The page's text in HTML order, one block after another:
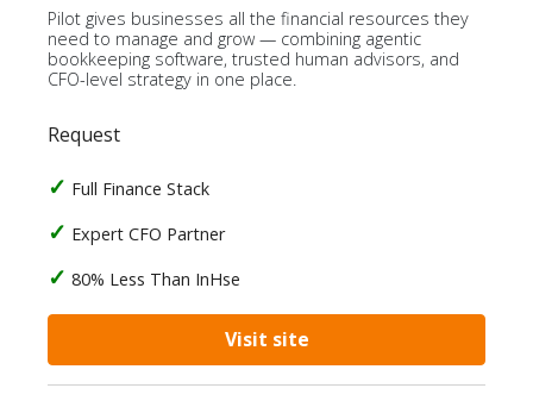
Pilot gives businesses all the financial resources they
need to manage and grow — combining agentic
bookkeeping software, trusted human advisors, and
CFO-level strategy in one place.
Request
Full Finance Stack
Expert CFO Partner
80% Less Than InHse
Visit site